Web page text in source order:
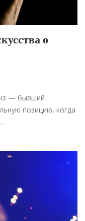
о
— бывший
позицию, когда